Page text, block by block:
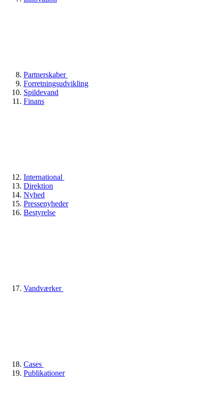
Partnerskaber
Forretningsudvikling
Spildevand
Finans
International
Direktion
Nyhed
Pressenyheder
Bestyrelse
Vandværker
Cases
Publikationer